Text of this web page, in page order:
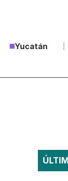
Yucatán